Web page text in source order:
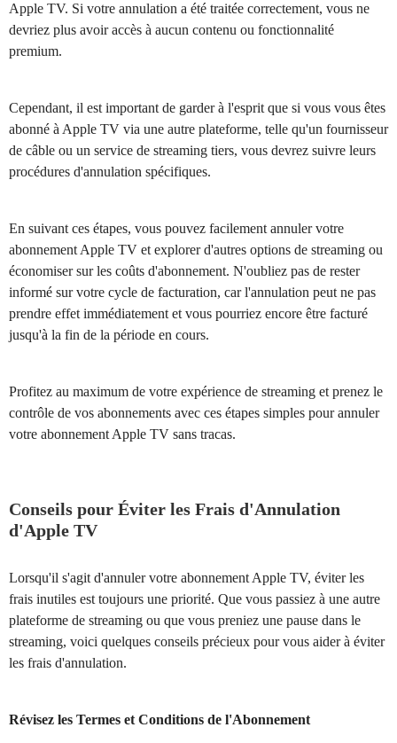
Apple TV. Si votre annulation a été traitée correctement, vous ne
devriez plus avoir accès à aucun contenu ou fonctionnalité
premium.
Cependant, il est important de garder à l'esprit que si vous vous êtes
abonné à Apple TV via une autre plateforme, telle qu'un fournisseur
de câble ou un service de streaming tiers, vous devrez suivre leurs
procédures d'annulation spécifiques.
En suivant ces étapes, vous pouvez facilement annuler votre
abonnement Apple TV et explorer d'autres options de streaming ou
économiser sur les coûts d'abonnement. N'oubliez pas de rester
informé sur votre cycle de facturation, car l'annulation peut ne pas
prendre effet immédiatement et vous pourriez encore être facturé
jusqu'à la fin de la période en cours.
Profitez au maximum de votre expérience de streaming et prenez le
contrôle de vos abonnements avec ces étapes simples pour annuler
votre abonnement Apple TV sans tracas.
Conseils pour Éviter les Frais d'Annulation
d'Apple TV
Lorsqu'il s'agit d'annuler votre abonnement Apple TV, éviter les
frais inutiles est toujours une priorité. Que vous passiez à une autre
plateforme de streaming ou que vous preniez une pause dans le
streaming, voici quelques conseils précieux pour vous aider à éviter
les frais d'annulation.
Révisez les Termes et Conditions de l'Abonnement